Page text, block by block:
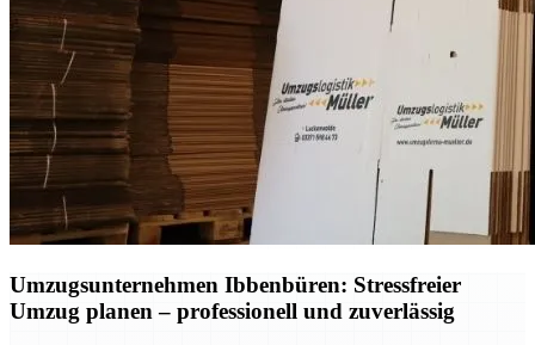
Umzugsunternehmen Ibbenbüren: Stressfreier
Umzug planen – professionell und zuverlässig